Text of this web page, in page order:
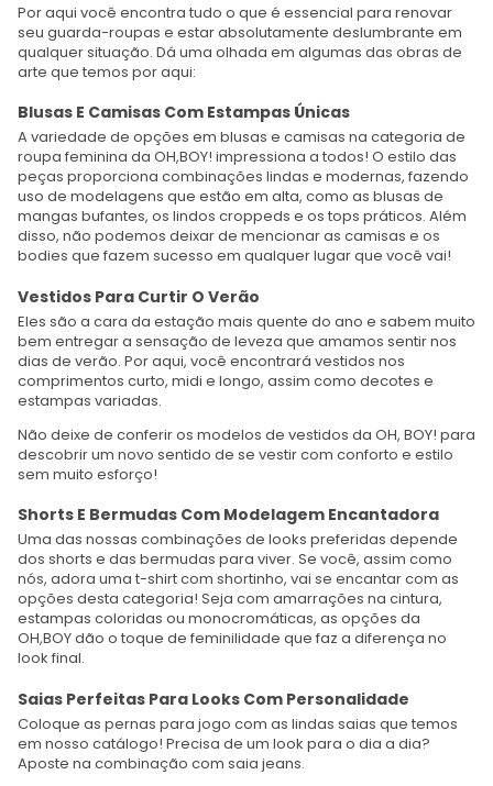
Por aqui você encontra tudo o que é essencial para renovar
seu guarda-roupas e estar absolutamente deslumbrante em
qualquer situação. Dá uma olhada em algumas das obras de
arte que temos por aqui:
Blusas E Camisas Com Estampas Únicas
A variedade de opções em blusas e camisas na categoria de
roupa feminina da OH,BOY! impressiona a todos! O estilo das
peças proporciona combinações lindas e modernas, fazendo
uso de modelagens que estão em alta, como as blusas de
mangas bufantes, os lindos croppeds e os tops práticos. Além
disso, não podemos deixar de mencionar as camisas e os
bodies que fazem sucesso em qualquer lugar que você vai!
Vestidos Para Curtir O Verão
Eles são a cara da estação mais quente do ano e sabem muito
bem entregar a sensação de leveza que amamos sentir nos
dias de verão. Por aqui, você encontrará vestidos nos
comprimentos curto, midi e longo, assim como decotes e
estampas variadas.
Não deixe de conferir os modelos de vestidos da OH, BOY! para
descobrir um novo sentido de se vestir com conforto e estilo
sem muito esforço!
Shorts E Bermudas Com Modelagem Encantadora
Uma das nossas combinações de looks preferidas depende
dos shorts e das bermudas para viver. Se você, assim como
nós, adora uma t-shirt com shortinho, vai se encantar com as
opções desta categoria! Seja com amarrações na cintura,
estampas coloridas ou monocromáticas, as opções da
OH,BOY dão o toque de feminilidade que faz a diferença no
look final.
Saias Perfeitas Para Looks Com Personalidade
Coloque as pernas para jogo com as lindas saias que temos
em nosso catálogo! Precisa de um look para o dia a dia?
Aposte na combinação com saia jeans.